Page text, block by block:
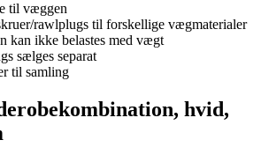
til væggen
rawlplugs til forskellige vægmaterialer
kan ikke belastes med vægt
sælges separat
til samling
hvid,